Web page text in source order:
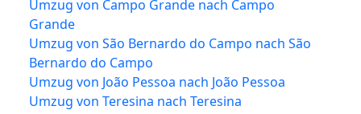
Umzug von Campo Grande nach Campo
Grande
Umzug von São Bernardo do Campo nach São
Bernardo do Campo
Umzug von João Pessoa nach João Pessoa
Umzug von Teresina nach Teresina